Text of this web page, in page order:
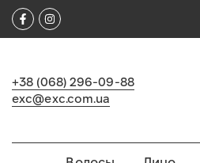
Перейти
к
+38 (068) 296-09-88
exc@exc.com.ua